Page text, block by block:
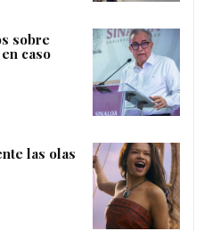
sobre
caso
las olas